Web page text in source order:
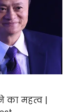
का महत्व |